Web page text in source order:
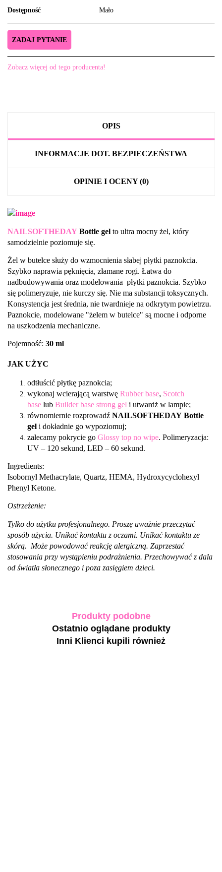
Dostępność Mało
ZADAJ PYTANIE
Zobacz więcej od tego producenta!
OPIS
INFORMACJE DOT. BEZPIECZEŃSTWA
OPINIE I OCENY (0)
NAILSOFTHEDAY Bottle gel to ultra mocny żel, który
samodzielnie poziomuje się.
Żel w butelce służy do wzmocnienia słabej płytki paznokcia.
Szybko naprawia pęknięcia, złamane rogi. Łatwa do
nadbudowywania oraz modelowania płytki paznokcia. Szybko
się polimeryzuje, nie kurczy się. Nie ma substancji toksycznych.
Konsystencja jest średnia, nie twardnieje na odkrytym powietrzu.
Paznokcie, modelowane "żelem w butelce" są mocne i odporne
na uszkodzenia mechaniczne.
Pojemność: 30 ml
JAK UŻYC
odtłuścić płytkę paznokcia;
wykonaj wcierającą warstwę Rubber base, Scotch
base lub Builder base strong gel i utwardż w lampie;
równomiernie rozprowadź NAILSOFTHEDAY Bottle
gel i dokładnie go wypoziomuj;
zalecamy pokrycie go Glossy top no wipe. Polimeryzacja:
UV – 120 sekund, LED – 60 sekund.
Ingredients:
Isobornyl Methacrylate, Quartz, HEMA, Hydroxycyclohexyl
Phenyl Ketone.
Ostrzeżenie:
Tylko do użytku profesjonalnego. Proszę uważnie przeczytać
sposób użycia. Unikać kontaktu z oczami. Unikać kontaktu ze
skórą. Może powodować reakcję alergiczną. Zaprzestać
stosowania przy wystąpieniu podrażnienia. Przechowywać z dala
od światła słonecznego i poza zasięgiem dzieci.
Produkty podobne
Ostatnio oglądane produkty
Inni Klienci kupili również